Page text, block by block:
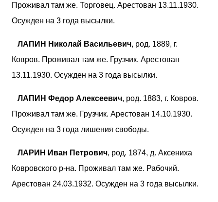
Проживал там же. Торговец. Арестован 13.11.1930.
Осужден на 3 года высылки.
ЛАПИН Николай Васильевич, род. 1889, г.
Ковров. Проживал там же. Грузчик. Арестован
13.11.1930. Осужден на 3 года высылки.
ЛАПИН Федор Алексеевич, род. 1883, г. Ковров.
Проживал там же. Грузчик. Арестован 14.10.1930.
Осужден на 3 года лишения свободы.
ЛАРИН Иван Петрович, род. 1874, д. Аксениха
Ковровского р-на. Проживал там же. Рабочий.
Арестован 24.03.1932. Осужден на 3 года высылки.